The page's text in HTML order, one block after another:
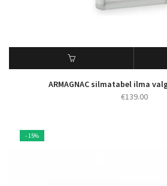
ARMAGNAC silmatabel ilma
€139.00
- 15%